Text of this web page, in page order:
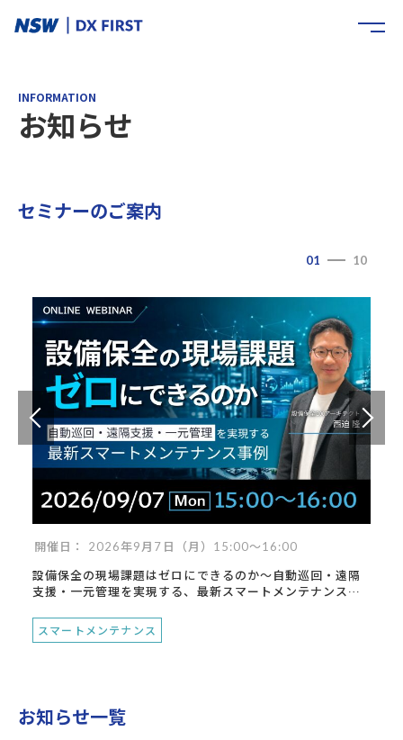
INFORMATION
お知らせ
セミナーのご案内
01 10
開催日： 2026年9月7日（月）15:00～16:00
設備保全の現場課題はゼロにできるのか～自動巡回・遠隔
支援・一元管理を実現する、最新スマートメンテナンス事
スマートメンテナンス
お知らせ一覧